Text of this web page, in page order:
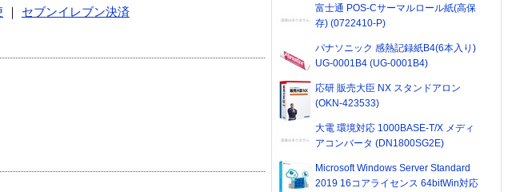
セブンイレブン決済
富士通 POS-Cサーマルロール紙(高保
存) (0722410-P)
パナソニック 感熱記録紙B4(6本入り)
UG-0001B4 (UG-0001B4)
応研 販売大臣 NX スタンドアロン
(OKN-423533)
大電 環境対応 1000BASE-T/X メディ
アコンバータ (DN1800SG2E)
Microsoft Windows Server Standard
2019 16コアライセンス 64bitWin対応